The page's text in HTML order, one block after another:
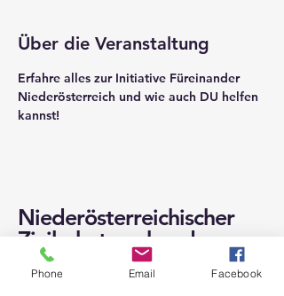
Über die Veranstaltung
Erfahre alles zur Initiative Füreinander
Niederösterreich und wie auch DU helfen
kannst!
Niederösterreichischer
Zivilschutzverband
Phone Email Facebook